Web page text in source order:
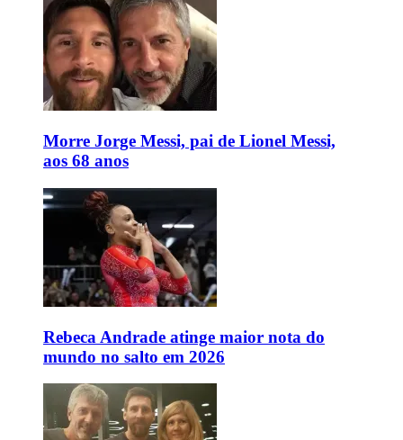
Morre Jorge Messi, pai de Lionel Messi,
aos 68 anos
Rebeca Andrade atinge maior nota do
mundo no salto em 2026